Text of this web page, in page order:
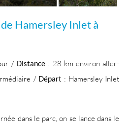
Hamersley Inlet à
/ Distance : 28 km environ aller-
/ Départ : Hamersley Inlet
dans le parc, on se lance dans le